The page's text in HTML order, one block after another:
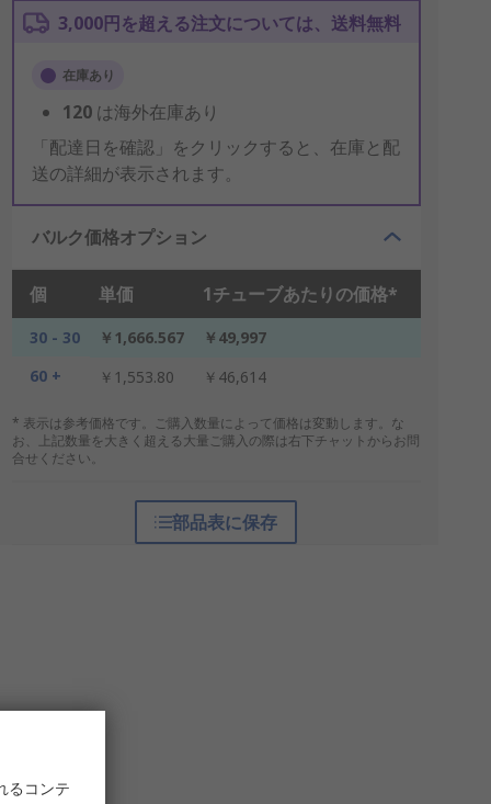
3,000円を超える注文については、送料無料
在庫あり
120 は海外在庫あり
「配達日を確認」をクリックすると、在庫と配
送の詳細が表示されます。
バルク価格オプション
個 単価 1チューブあたりの価格*
30 - 30 ￥1,666.567
￥49,997
60 +
￥1,553.80 ￥46,614
* 表示は参考価格です。ご購入数量によって価格は変動します。な
お、上記数量を大きく超える大量ご購入の際は右下チャットからお問
合せください。
部品表に保存
るコンテ